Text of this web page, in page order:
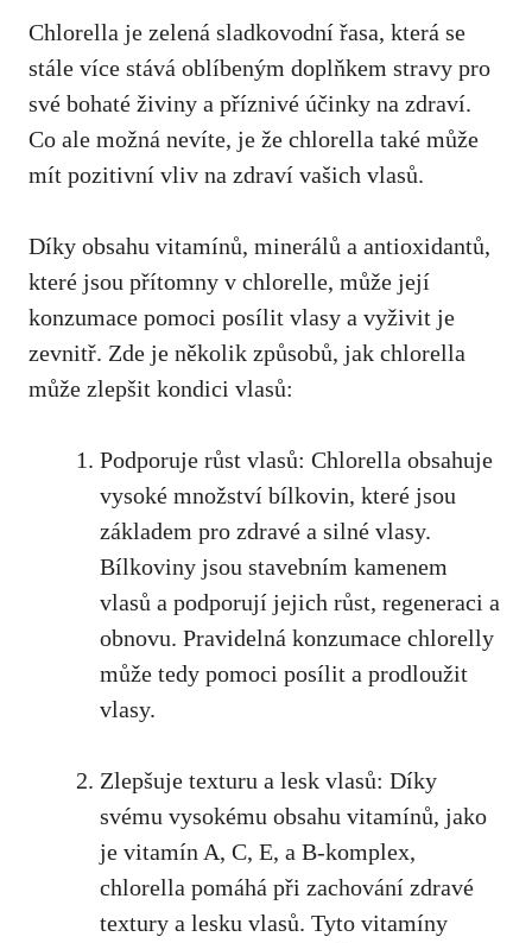
Chlorella je zelená sladkovodní řasa, která se
stále více stává oblíbeným doplňkem stravy pro
své bohaté živiny a příznivé účinky na zdraví.
Co ale možná nevíte, je že chlorella také může
mít pozitivní vliv na zdraví vašich vlasů.
Díky obsahu vitamínů, minerálů a antioxidantů,
které jsou přítomny v chlorelle, může její
konzumace pomoci posílit vlasy a vyživit je
zevnitř. Zde je několik způsobů, jak chlorella
může zlepšit kondici vlasů:
Podporuje růst vlasů: Chlorella obsahuje
vysoké množství bílkovin, které jsou
základem pro zdravé a silné vlasy.
Bílkoviny jsou stavebním kamenem
vlasů a podporují jejich růst, regeneraci a
obnovu. Pravidelná konzumace chlorelly
může tedy pomoci posílit a prodloužit
vlasy.
Zlepšuje texturu a lesk vlasů: Díky
svému vysokému obsahu vitamínů, jako
je vitamín A, C, E, a B-komplex,
chlorella pomáhá při zachování zdravé
textury a lesku vlasů. Tyto vitamíny